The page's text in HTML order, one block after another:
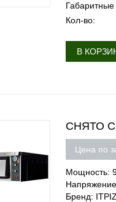
Кол-во:
В
СНЯТО С
Цена по
Мощность:
Бренд: